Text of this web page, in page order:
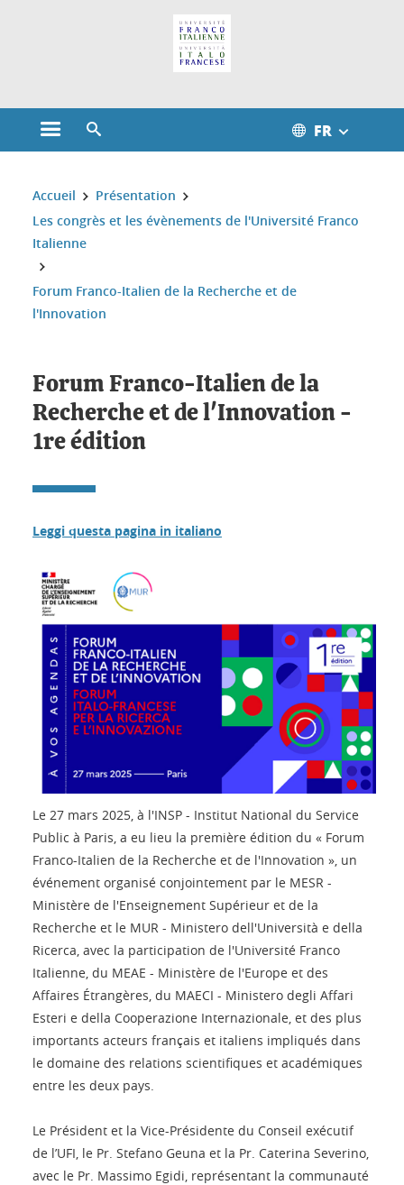
Ouvrir le menu principal FR
Vous êtes ici :
Accueil
Présentation
Les congrès et les évènements de l'Université Franco
Italienne
Forum Franco-Italien de la Recherche et de
l'Innovation
Forum Franco-Italien de la
Recherche et de l'Innovation -
1re édition
Leggi questa pagina in italiano
Le 27 mars 2025, à l'INSP - Institut National du Service
Public à Paris, a eu lieu la première édition du « Forum
Franco-Italien de la Recherche et de l'Innovation », un
événement organisé conjointement par le MESR -
Ministère de l'Enseignement Supérieur et de la
Recherche et le MUR - Ministero dell'Università e della
Ricerca, avec la participation de l'Université Franco
Italienne, du MEAE - Ministère de l'Europe et des
Affaires Étrangères, du MAECI - Ministero degli Affari
Esteri e della Cooperazione Internazionale, et des plus
importants acteurs français et italiens impliqués dans
le domaine des relations scientifiques et académiques
entre les deux pays.
Le Président et la Vice-Présidente du Conseil exécutif
de l’UFI, le Pr. Stefano Geuna et la Pr. Caterina Severino,
avec le Pr. Massimo Egidi, représentant la communauté